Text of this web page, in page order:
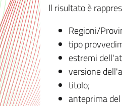
Il risultato è
Regioni/
tipo
estremi
versione
titolo;
anteprima